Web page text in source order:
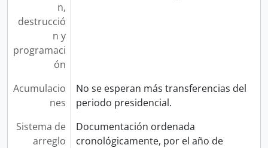
n,
destrucció
n y
programaci
ón
Acumulacio
nes
No se esperan más transferencias del
periodo presidencial.
Sistema de
arreglo
Documentación ordenada
cronológicamente, por el año de